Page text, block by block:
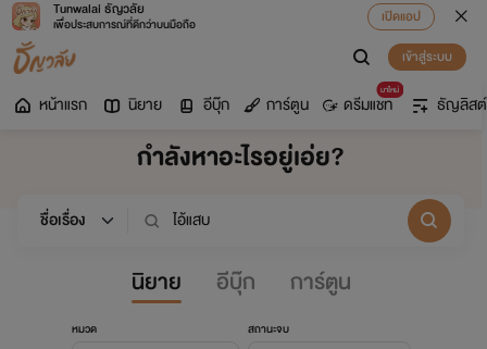
Tunwalai ธัญวลัย
เพื่อประสบการณ์ที่ดีกว่าบนมือถือ
เปิดแอป
เข้าสู่ระบบ
หน้าแรก นิยาย อีบุ๊ก การ์ตูน
มาใหม่
ดรีมแชท ธัญลิสต์
กำลังหาอะไรอยู่เอ่ย?
นิยาย อีบุ๊ก การ์ตูน
หมวด สถานะจบ